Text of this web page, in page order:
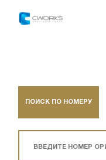
ПОИСК ПО НОМЕРУ